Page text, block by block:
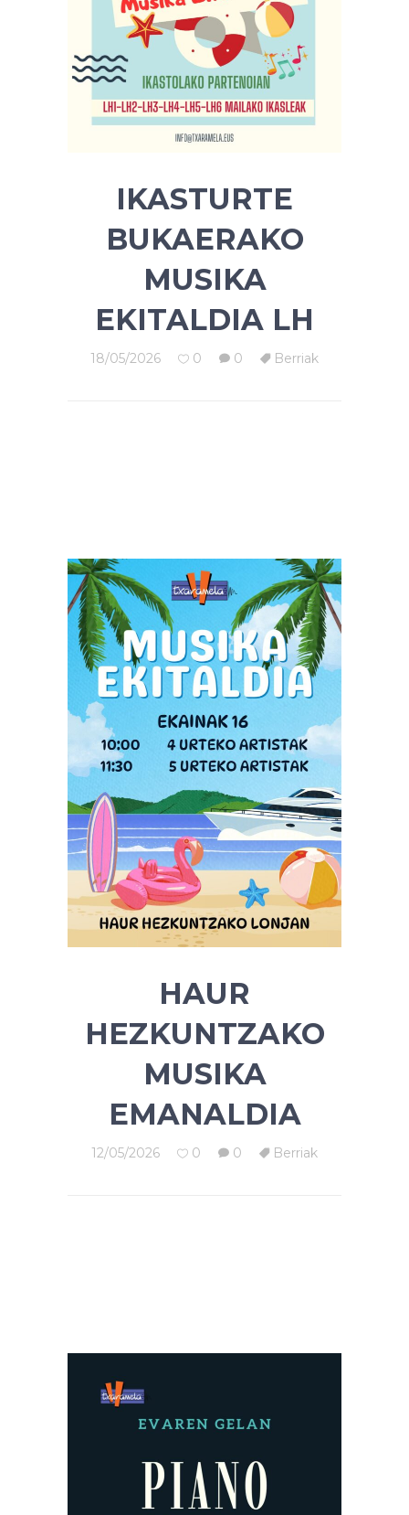
IKASTURTE
BUKAERAKO
MUSIKA
EKITALDIA LH
18/05/2026 0 0 Berriak
HAUR
HEZKUNTZAKO
MUSIKA
EMANALDIA
12/05/2026 0 0 Berriak